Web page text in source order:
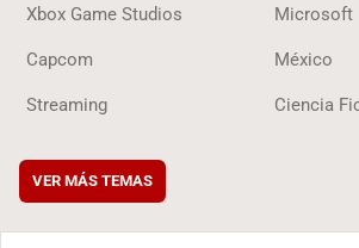
Xbox Game Studios Microsoft
Capcom México
Streaming Ciencia
VER MÁS TEMAS